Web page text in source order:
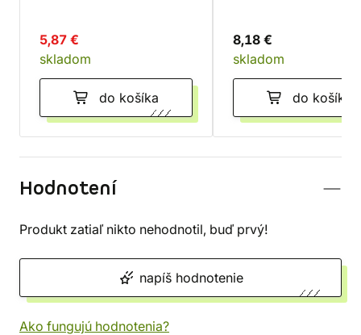
5,87 €
skladom
do košíka
8,18 €
skladom
do košíka
Hodnotení
Produkt zatiaľ nikto nehodnotil, buď prvý!
napíš hodnotenie
Ako fungujú hodnotenia?